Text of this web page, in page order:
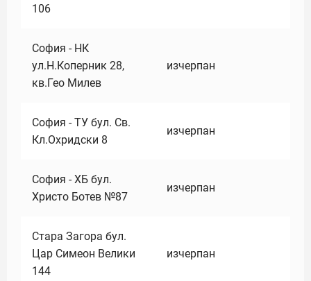
106
София - НК
ул.Н.Коперник 28,
кв.Гео Милев
изчерпан
София - ТУ бул. Св.
Кл.Охридски 8
изчерпан
София - ХБ бул.
Христо Ботев №87
изчерпан
Стара Загора бул.
Цар Симеон Велики
144
изчерпан